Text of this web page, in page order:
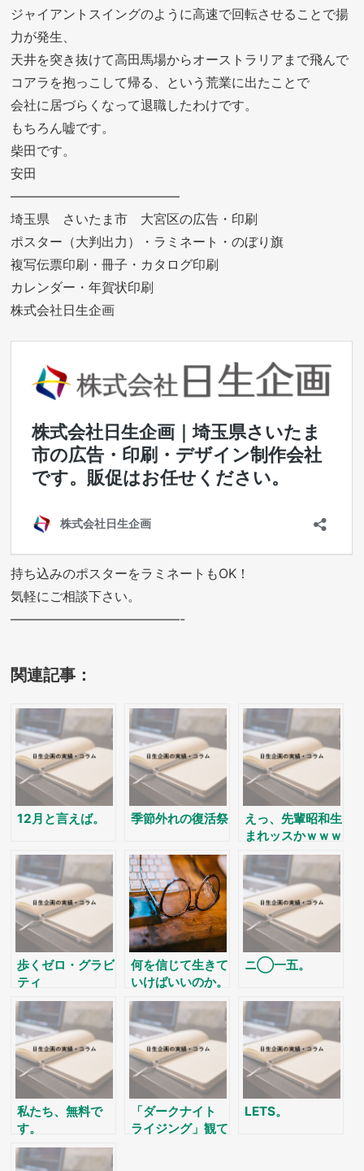
ジャイアントスイングのように高速で回転させることで揚
力が発生、
天井を突き抜けて高田馬場からオーストラリアまで飛んで
コアラを抱っこして帰る、という荒業に出たことで
会社に居づらくなって退職したわけです。
もちろん嘘です。
柴田です。
安田
—————————————
埼玉県 さいたま市 大宮区の広告・印刷
ポスター（大判出力）・ラミネート・のぼり旗
複写伝票印刷・冊子・カタログ印刷
カレンダー・年賀状印刷
株式会社日生企画
持ち込みのポスターをラミネートもOK！
気軽にご相談下さい。
—————————————-
関連記事：
12月と言えば。 季節外れの復活祭
えっ、先輩昭和生
まれッスかｗｗｗ
ｗｗｗｗ
歩くゼロ・グラビ
ティ
何を信じて生きて
いけばいいのか。
ニ◯一五。
私たち、無料で
す。
「ダークナイト
ライジング」観て
LETS。